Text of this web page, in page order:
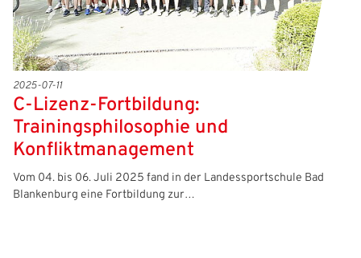
2025-07-11
C-Lizenz-Fortbildung:
Trainingsphilosophie und
Konfliktmanagement
Vom 04. bis 06. Juli 2025 fand in der Landessportschule Bad
Blankenburg eine Fortbildung zur…